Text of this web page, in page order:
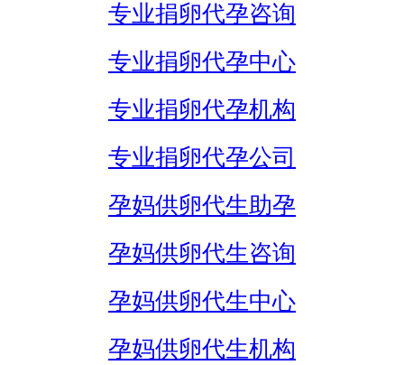
专业捐卵代孕咨询
专业捐卵代孕中心
专业捐卵代孕机构
专业捐卵代孕公司
孕妈供卵代生助孕
孕妈供卵代生咨询
孕妈供卵代生中心
孕妈供卵代生机构